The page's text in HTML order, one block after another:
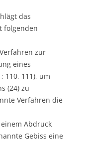
das
folgenden
zur
eines
110, 111), um
(24) zu
Verfahren die
Abdruck
Gebiss eine